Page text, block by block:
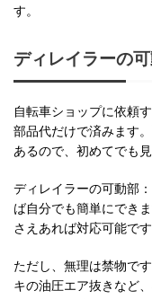
す。
ディレイラーの
自転車ショップに依頼
部品代だけで済みます
あるので、初めてでも
ディレイラーの可動部
ば自分でも簡単にでき
さえあれば対応可能です
ただし、無理は禁物で
キの油圧エア抜きなど